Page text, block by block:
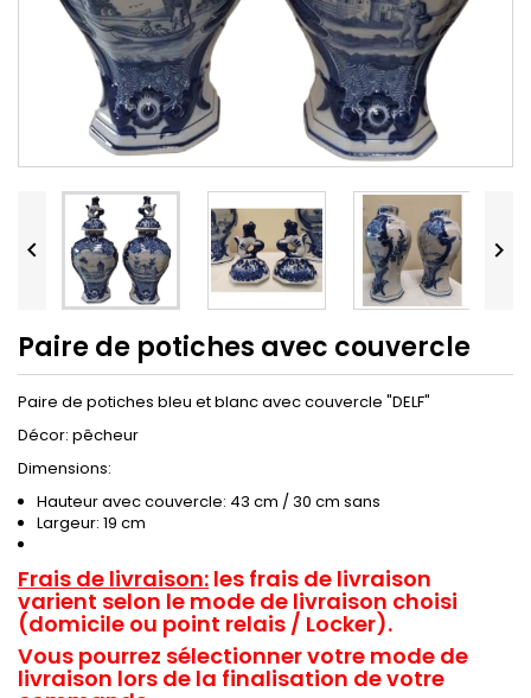
 
Paire de potiches avec couvercle
Paire de potiches bleu et blanc avec couvercle "DELF"
Décor: pêcheur
Dimensions:
Hauteur avec couvercle: 43 cm / 30 cm sans
Largeur: 19 cm
Frais de livraison: les frais de livraison
varient selon le mode de livraison choisi
(domicile ou point relais / Locker).
Vous pourrez sélectionner votre mode de
livraison lors de la finalisation de votre